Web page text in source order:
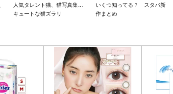
人気タレント猫、猫写真集…
キュートな猫ズラリ
いくつ知ってる？ スタバ新
作まとめ